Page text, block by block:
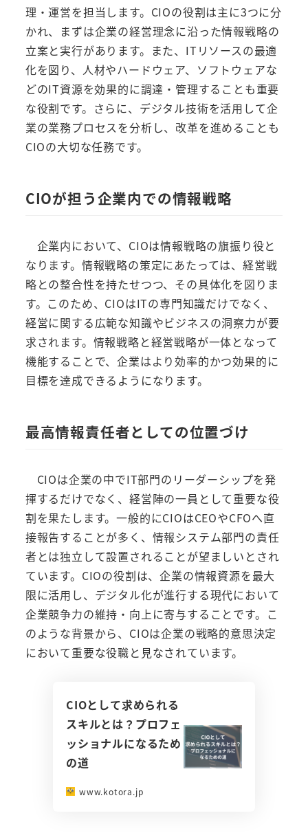
理・運営を担当します。CIOの役割は主に3つに分
かれ、まずは企業の経営理念に沿った情報戦略の
立案と実行があります。また、ITリソースの最適
化を図り、人材やハードウェア、ソフトウェアな
どのIT資源を効果的に調達・管理することも重要
な役割です。さらに、デジタル技術を活用して企
業の業務プロセスを分析し、改革を進めることも
CIOの大切な任務です。
CIOが担う企業内での情報戦略
企業内において、CIOは情報戦略の旗振り役と
なります。情報戦略の策定にあたっては、経営戦
略との整合性を持たせつつ、その具体化を図りま
す。このため、CIOはITの専門知識だけでなく、
経営に関する広範な知識やビジネスの洞察力が要
求されます。情報戦略と経営戦略が一体となって
機能することで、企業はより効率的かつ効果的に
目標を達成できるようになります。
最高情報責任者としての位置づけ
CIOは企業の中でIT部門のリーダーシップを発
揮するだけでなく、経営陣の一員として重要な役
割を果たします。一般的にCIOはCEOやCFOへ直
接報告することが多く、情報システム部門の責任
者とは独立して設置されることが望ましいとされ
ています。CIOの役割は、企業の情報資源を最大
限に活用し、デジタル化が進行する現代において
企業競争力の維持・向上に寄与することです。こ
のような背景から、CIOは企業の戦略的意思決定
において重要な役職と見なされています。
CIOとして求められる
スキルとは？プロフェ
ッショナルになるため
の道
www.kotora.jp